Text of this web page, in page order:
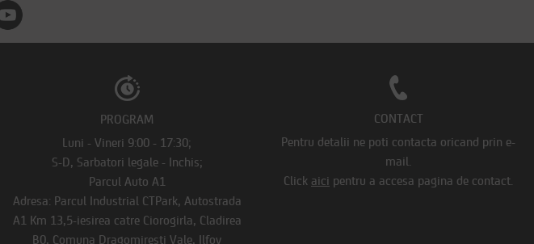
PROGRAM
Luni - Vineri 9:00 - 17:30;
S-D, Sarbatori legale - Inchis;
Parcul Auto A1
Adresa: Parcul Industrial CTPark, Autostrada
A1 Km 13,5-iesirea catre Ciorogirla, Cladirea
B0, Comuna Dragomiresti Vale, Ilfov
CONTACT
Pentru detalii ne poti contacta oricand prin e-
mail.
Click aici pentru a accesa pagina de contact.